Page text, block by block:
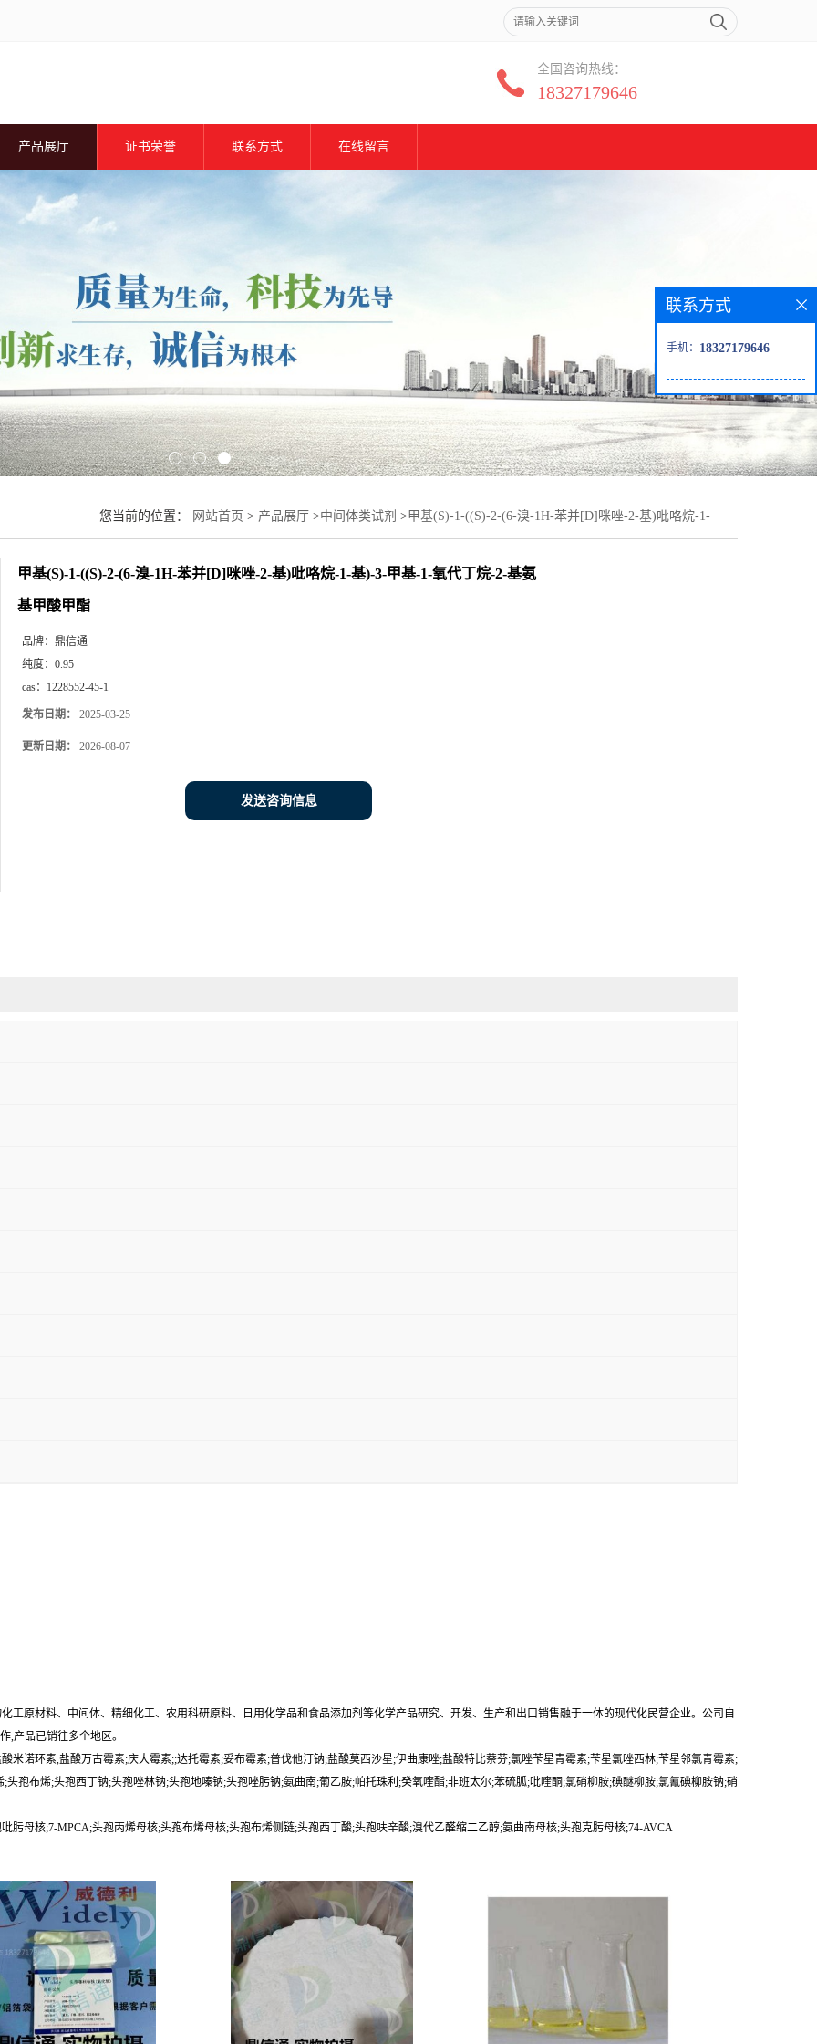
全国咨询热线：
18327179646
产品展厅 证书荣誉 联系方式 在线留言
您当前的位置： 网站首页 > 产品展厅 >中间体类试剂 >甲基(S)-1-((S)-2-(6-溴-1H-苯并[D]咪唑-2-基)吡咯烷-1-
甲基(S)-1-((S)-2-(6-溴-1H-苯并[D]咪唑-2-基)吡咯烷-1-基)-3-甲基-1-氧代丁烷-2-基氨
基甲酸甲酯
品牌： 鼎信通
纯度： 0.95
cas： 1228552-45-1
发布日期： 2025-03-25
更新日期： 2026-08-07
发送咨询信息
工原材料、中间体、精细化工、农用科研原料、日用化学品和食品添加剂等化学产品研究、开发、生产和出口销售融于一体的现代化民营企业。公司自
,产品已销往多个地区。
米诺环素,盐酸万古霉素;庆大霉素;;达托霉素;妥布霉素;普伐他汀钠;盐酸莫西沙星;伊曲康唑;盐酸特比萘芬;氯唑苄星青霉素;苄星氯唑西林;苄星邻氯青霉素;
孢布烯;头孢西丁钠;头孢唑林钠;头孢地嗪钠;头孢唑肟钠;氨曲南;葡乙胺;帕托珠利;癸氧喹酯;非班太尔;苯硫胍;吡喹酮;氯硝柳胺;碘醚柳胺;氯氰碘柳胺钠;硝
肟母核;7-MPCA;头孢丙烯母核;头孢布烯母核;头孢布烯侧链;头孢西丁酸;头孢呋辛酸;溴代乙醛缩二乙醇;氨曲南母核;头孢克肟母核;74-AVCA
联系方式
手机： 18327179646